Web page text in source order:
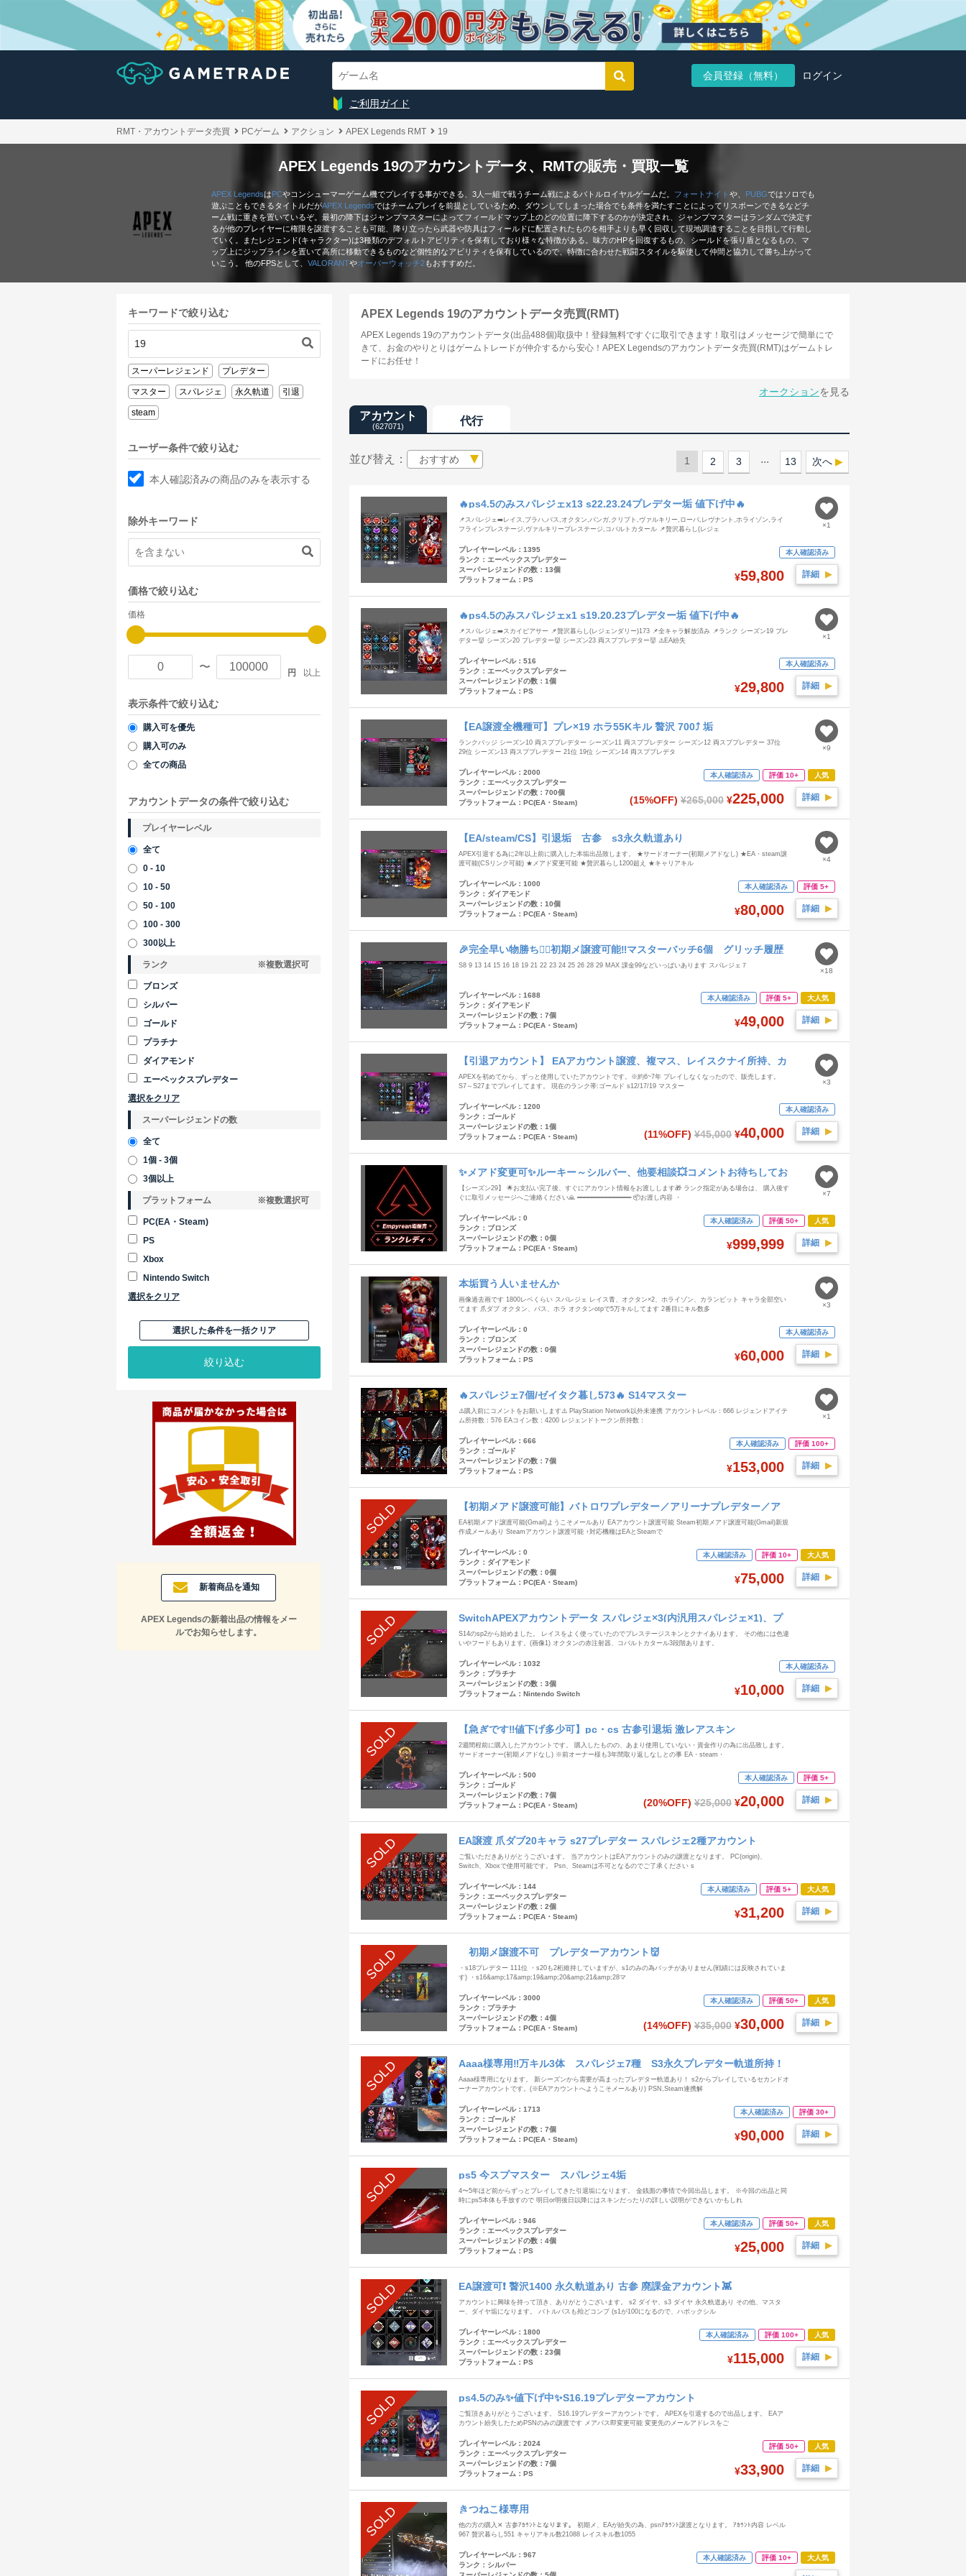
会員登録（無料） ログイン
ご利用ガイド
RMT・アカウントデータ売買 PCゲーム アクション APEX Legends RMT 19
APEX Legends 19のアカウントデータ、RMTの販売・買取一覧
APEX LegendsはPCやコンシューマーゲーム機でプレイする事ができる、3人一組で戦うチーム戦によるバトルロイヤルゲームだ。 フォートナイト や、 PUBGではソロでも
遊ぶこともできるタイトルだがAPEX Legendsではチームプレイを前提としているため、ダウンしてしまった場合でも条件を満たすことによってリスポーンできるなどチ
ーム戦に重きを置いているぞ。最初の降下はジャンプマスターによってフィールドマップ上のどの位置に降下するのかが決定され、ジャンプマスターはランダムで決定す
るが他のプレイヤーに権限を譲渡することも可能、降り立ったら武器や防具はフィールドに配置されたものを相手よりも早く回収して現地調達することを目指して行動し
ていく。またレジェンド(キャラクター)は3種類のデフォルトアビリティを保有しており様々な特徴がある。味方のHPを回復するもの、シールドを張り盾となるもの、マ
ップ上にジップラインを置いて高所に移動できるものなど個性的なアビリティを保有しているので、特徴に合わせた戦闘スタイルを駆使して仲間と協力して勝ち上がって
いこう。 他のFPSとして、 VALORANTやオーバーウォッチ2もおすすめだ。
キーワードで絞り込む
スーパーレジェンド プレデター
マスター スパレジェ 永久軌道 引退
steam
ユーザー条件で絞り込む
本人確認済みの商品のみを表示する
除外キーワード
価格で絞り込む
価格
〜 円 以上
表示条件で絞り込む
購入可を優先
購入可のみ
全ての商品
アカウントデータの条件で絞り込む
プレイヤーレベル
全て
0 - 10
10 - 50
50 - 100
100 - 300
300以上
ランク ※複数選択可
ブロンズ
シルバー
ゴールド
プラチナ
ダイアモンド
エーペックスプレデター
選択をクリア
スーパーレジェンドの数
全て
1個 - 3個
3個以上
プラットフォーム ※複数選択可
PC(EA・Steam)
PS
Xbox
Nintendo Switch
選択をクリア
選択した条件を一括クリア
絞り込む
新着商品を通知
APEX Legendsの新着出品の情報をメー
ルでお知らせします。
APEX Legends 19のアカウントデータ売買(RMT)
APEX Legends 19のアカウントデータ(出品488個)取扱中！登録無料ですぐに取引できます！取引はメッセージで簡単にで
きて、お金のやりとりはゲームトレードが仲介するから安心！APEX Legendsのアカウントデータ売買(RMT)はゲームトレ
ードにお任せ！
オークションを見る
アカウント
(627071) 代行
並び替え： おすすめ 1 2 3 ... 13 次へ
🔥ps4.5のみスパレジェx13 s22.23.24プレデター垢 値下げ中🔥
📌スパレジェ➡️レイス,ブラハ,パス,オクタン,バンガ,クリプト,ヴァルキリー,ローバ,レヴナント,ホライゾン,ライ
フラインプレステージ,ヴァルキリープレステージ,コバルトカタール 📌贅沢暮らし(レジェ
プレイヤーレベル：1395
ランク：エーペックスプレデター
スーパーレジェンドの数：13個
プラットフォーム：PS
本人確認済み
¥59,800 詳細 ▶︎
×1
🔥ps4.5のみスパレジェx1 s19.20.23プレデター垢 値下げ中🔥
📌スパレジェ➡️スカイピアサー 📌贅沢暮らし(レジェンダリー)173 📌全キャラ解放済み 📌ランク シーズン19 プレ
デター👹 シーズン20 プレデター👹 シーズン23 両スププレデター👹 ⚠️EA紛失
プレイヤーレベル：516
ランク：エーペックスプレデター
スーパーレジェンドの数：1個
プラットフォーム：PS
本人確認済み
¥29,800 詳細 ▶︎
×1
【EA譲渡全機種可】プレ×19 ホラ55Kキル 贅沢 700⤴️ 垢
ランクバッジ シーズン10 両スププレデター シーズン11 両スププレデター シーズン12 両スププレデター 37位
29位 シーズン13 両スププレデター 21位 19位 シーズン14 両スププレデタ
プレイヤーレベル：2000
ランク：エーペックスプレデター
スーパーレジェンドの数：700個
プラットフォーム：PC(EA・Steam)
本人確認済み 評価 10+ 人気
(15%OFF) ¥265,000 ¥225,000 詳細 ▶︎
×9
【EA/steam/CS】引退垢 古参 s3永久軌道あり
APEX引退する為に2年以上前に購入した本垢出品致します。 ★サードオーナー(初期メアドなし) ★EA・steam譲
渡可能(CSリンク可能) ★メアド変更可能 ★贅沢暮らし1200超え ★キャリアキル
プレイヤーレベル：1000
ランク：ダイアモンド
スーパーレジェンドの数：10個
プラットフォーム：PC(EA・Steam)
本人確認済み 評価 5+
¥80,000 詳細 ▶︎
×4
🎉完全早い物勝ち❤️‍🔥初期メ譲渡可能‼️マスターバッチ6個 グリッチ履歴
無し
S8 9 13 14 15 16 18 19 21 22 23 24 25 26 28 29 MAX 課金99などいっぱいあります スパレジェ７
プレイヤーレベル：1688
ランク：ダイアモンド
スーパーレジェンドの数：7個
プラットフォーム：PC(EA・Steam)
本人確認済み 評価 5+ 大人気
¥49,000 詳細 ▶︎
×18
【引退アカウント】 EAアカウント譲渡、複マス、レイスクナイ所持、カ
ッティングエッジ所持
APEXを初めてから、ずっと使用していたアカウントです。※約6~7年 プレイしなくなったので、販売します。
S7～S27までプレイしてます。 現在のランク帯:ゴールド s12/17/19 マスター
プレイヤーレベル：1200
ランク：ゴールド
スーパーレジェンドの数：1個
プラットフォーム：PC(EA・Steam)
本人確認済み
(11%OFF) ¥45,000 ¥40,000 詳細 ▶︎
×3
✨メアド変更可✨ルーキー～シルバー、他要相談💥コメントお待ちしてお
ります！
【シーズン29】 🌟お支払い完了後、すぐにアカウント情報をお渡しします🎁 ランク指定がある場合は、 購入後す
ぐに取引メッセージへご連絡ください🙏 ━━━━━━━━━━━━━━━ 📦お渡し内容 ・
プレイヤーレベル：0
ランク：ブロンズ
スーパーレジェンドの数：0個
プラットフォーム：PC(EA・Steam)
本人確認済み 評価 50+ 人気
¥999,999 詳細 ▶︎
×7
本垢買う人いませんか
画像過去画です 1800レベくらい スパレジェ レイス青、オクタン×2、ホライゾン、カランビット キャラ全部空い
てます 爪ダブ オクタン、パス、ホラ オクタンotpで5万キルしてます 2番目にキル数多
プレイヤーレベル：0
ランク：ブロンズ
スーパーレジェンドの数：0個
プラットフォーム：PS
本人確認済み
¥60,000 詳細 ▶︎
×3
🔥スパレジェ7個/ゼイタク暮し573🔥 S14マスター
⚠️購入前にコメントをお願いします⚠️ PlayStation Network以外未連携 アカウントレベル：666 レジェンドアイテ
ム所持数：576 EAコイン数：4200 レジェンドトークン所持数：
プレイヤーレベル：666
ランク：ゴールド
スーパーレジェンドの数：7個
プラットフォーム：PS
本人確認済み 評価 100+
¥153,000 詳細 ▶︎
×1
SOLD
【初期メアド譲渡可能】バトロワプレデター／アリーナプレデター／ア
リーナ100連勝/
EA初期メアド譲渡可能(Gmail)ようこそメールあり EAアカウント譲渡可能 Steam初期メアド譲渡可能(Gmail)新規
作成メールあり Steamアカウント譲渡可能 ↑対応機種はEAとSteamで
プレイヤーレベル：0
ランク：ダイアモンド
スーパーレジェンドの数：0個
プラットフォーム：PC(EA・Steam)
本人確認済み 評価 10+ 大人気
¥75,000 詳細 ▶︎
SOLD
SwitchAPEXアカウントデータ スパレジェ×3(内汎用スパレジェ×1)、プ
レステージスキン×1
S14のsp2から始めました。 レイスをよく使っていたのでプレステージスキンとクナイあります。 その他には色違
いやフードもあります。(画像1) オクタンの赤注射器、コバルトカタール3段階あります。
プレイヤーレベル：1032
ランク：プラチナ
スーパーレジェンドの数：3個
プラットフォーム：Nintendo Switch
本人確認済み
¥10,000 詳細 ▶︎
SOLD 【急ぎです‼️値下げ多少可】pc・cs 古参引退垢 激レアスキン
2週間程前に購入したアカウントです。 購入したものの、あまり使用していない・資金作りの為に出品致します。
サードオーナー(初期メアドなし) ※前オーナー様も3年間取り返しなしとの事 EA・steam・
プレイヤーレベル：500
ランク：ゴールド
スーパーレジェンドの数：7個
プラットフォーム：PC(EA・Steam)
本人確認済み 評価 5+
(20%OFF) ¥25,000 ¥20,000 詳細 ▶︎
SOLD EA譲渡 爪ダブ20キャラ s27プレデター スパレジェ2種アカウント
ご覧いただきありがとうございます。 当アカウントはEAアカウントのみの譲渡となります。 PC(origin)、
Switch、Xboxで使用可能です。 Psn、Steamは不可となるのでご了承ください s
プレイヤーレベル：144
ランク：エーペックスプレデター
スーパーレジェンドの数：2個
プラットフォーム：PC(EA・Steam)
本人確認済み 評価 5+ 大人気
¥31,200 詳細 ▶︎
SOLD 初期メ譲渡不可 プレデターアカウント👹
・s18プレデター 111位 ・s20も2桁維持していますが、s1のみの為バッチがありません(戦績には反映されていま
す) ・s16&amp;17&amp;19&amp;20&amp;21&amp;28マ
プレイヤーレベル：3000
ランク：プラチナ
スーパーレジェンドの数：4個
プラットフォーム：PC(EA・Steam)
本人確認済み 評価 50+ 人気
(14%OFF) ¥35,000 ¥30,000 詳細 ▶︎
SOLD Aaaa様専用‼️万キル3体 スパレジェ7種 S3永久プレデター軌道所持！
Aaaa様専用になります。 新シーズンから需要が高まったプレデター軌道あり！ s2からプレイしているセカンドオ
ーナーアカウントです。(※EAアカウントへようこそメールあり) PSN,Steam連携解
プレイヤーレベル：1713
ランク：ゴールド
スーパーレジェンドの数：7個
プラットフォーム：PC(EA・Steam)
本人確認済み 評価 30+
¥90,000 詳細 ▶︎
SOLD ps5 今スプマスター スパレジェ4垢
4〜5年ほど前からずっとプレイしてきた引退垢になります。 金銭面の事情で今回出品します。 ※今回の出品と同
時にps5本体も手放すので 明日or明後日以降にはスキンだったりの詳しい説明ができないかもしれ
プレイヤーレベル：946
ランク：エーペックスプレデター
スーパーレジェンドの数：4個
プラットフォーム：PS
本人確認済み 評価 50+ 人気
¥25,000 詳細 ▶︎
SOLD EA譲渡可❗️ 贅沢1400 永久軌道あり 古参 廃課金アカウント👾
アカウントに興味を持って頂き、ありがとうございます。 s2 ダイヤ、s3 ダイヤ 永久軌道あり その他、マスタ
ー、ダイヤ垢になります。 バトルパスも殆どコンプ (s1が100になるので、ハボックシル
プレイヤーレベル：1800
ランク：エーペックスプレデター
スーパーレジェンドの数：23個
プラットフォーム：PS
本人確認済み 評価 100+ 人気
¥115,000 詳細 ▶︎
SOLD ps4.5のみ✨値下げ中✨S16.19プレデターアカウント
ご覧頂きありがとうございます。 S16.19プレデターアカウントです。 APEXを引退するので出品します。 EAア
カウント紛失したためPSNのみの譲渡です メアパス即変更可能 変更先のメールアドレスをご
プレイヤーレベル：2024
ランク：エーペックスプレデター
スーパーレジェンドの数：7個
プラットフォーム：PS
評価 50+ 人気
¥33,900 詳細 ▶︎
SOLD きつねこ様専用
他の方の購入✕ 古参ｱｶｳﾝﾄとなります。 初期メ、EAが紛失の為、psnｱｶｳﾝﾄ譲渡となります。 ｱｶｳﾝﾄ内容 レベル
967 贅沢暮らし551 キャリアキル数21088 レイスキル数1055
プレイヤーレベル：967
ランク：シルバー
本人確認済み 評価 10+ 大人気